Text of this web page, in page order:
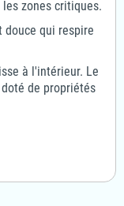
zones critiques.
douce qui respire
à l'intérieur. Le
de propriétés